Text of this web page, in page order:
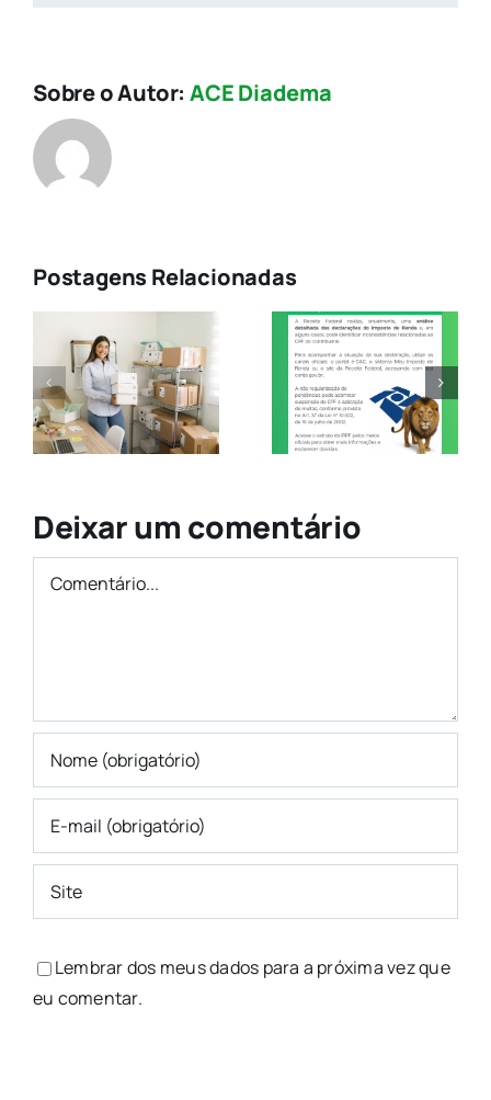
Sobre o Autor:ACE Diadema
Postagens Relacionadas
Imposto de
Renda –
Verifique
Possíveis
digital
Deixar um comentário
Comentário
Lembrar dos meus dados para a próxima vez que
eu comentar.